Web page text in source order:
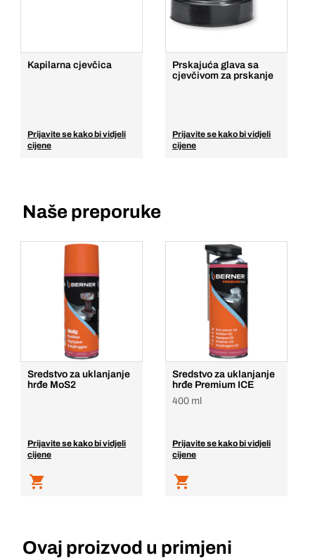
Kapilarna cjevčica
Prijavite se kako bi vidjeli
cijene
Prskajuća glava sa
cjevčivom za prskanje
Prijavite se kako bi vidjeli
cijene
Naše preporuke
Sredstvo za uklanjanje
hrđe MoS2
Prijavite se kako bi vidjeli
cijene
Sredstvo za uklanjanje
hrđe Premium ICE
400 ml
Prijavite se kako bi vidjeli
cijene
Ovaj proizvod u primjeni